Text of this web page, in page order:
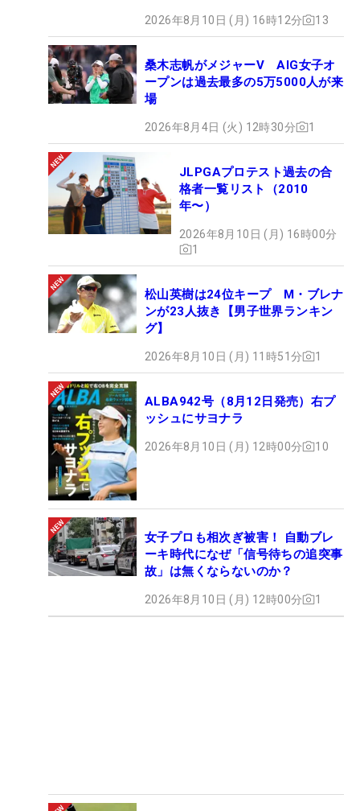
2026年8月10日 (月) 16時12分 13
桑木志帆がメジャーV AIG女子オ
ープンは過去最多の5万5000人が来
場
2026年8月4日 (火) 12時30分 1
JLPGAプロテスト過去の合
格者一覧リスト（2010
年〜）
2026年8月10日 (月) 16時00分
1
松山英樹は24位キープ M・ブレナ
ンが23人抜き【男子世界ランキン
グ】
2026年8月10日 (月) 11時51分 1
ALBA942号（8月12日発売）右プ
ッシュにサヨナラ
2026年8月10日 (月) 12時00分 10
女子プロも相次ぎ被害！ 自動ブレ
ーキ時代になぜ「信号待ちの追突事
故」は無くならないのか？
2026年8月10日 (月) 12時00分 1